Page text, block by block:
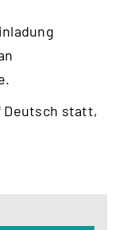
.
Deutsch statt,